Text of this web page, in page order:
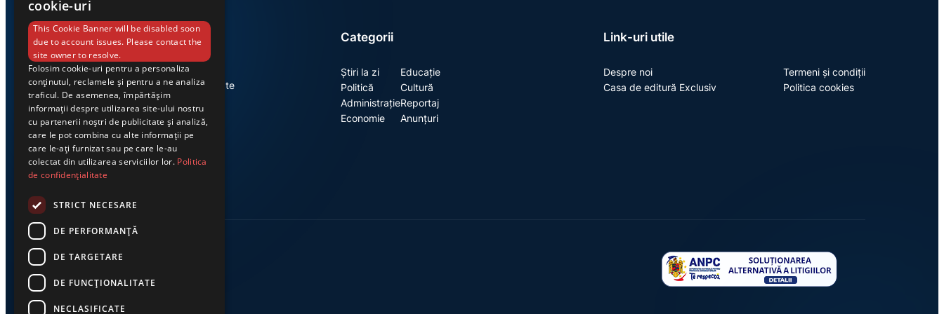
Știri din Valea Jiului, prezentate
corect și la timp. Ziarul Exclusiv te
conectează zi de zi la cele mai
importante evenimente din
regiune.
Categorii
Știri la zi
Politică
Administrație
Economie
Educație
Cultură
Reportaj
Anunțuri
Link-uri utile
Despre noi
Casa de editură Exclusiv
Termeni și condiții
Politica cookies
cookie-uri
This Cookie Banner will be disabled soon
due to account issues. Please contact the
site owner to resolve.
Folosim cookie-uri pentru a personaliza
conținutul, reclamele și pentru a ne analiza
traficul. De asemenea, împărtășim
informații despre utilizarea site-ului nostru
cu partenerii noștri de publicitate și analiză,
care le pot combina cu alte informații pe
care le-ați furnizat sau pe care le-au
colectat din utilizarea serviciilor lor. Politica
de confidențialitate
STRICT NECESARE
DE PERFORMANȚĂ
DE TARGETARE
DE FUNCŢIONALITATE
NECLASIFICATE